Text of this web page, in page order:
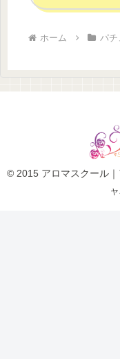
ホーム パ
© 2015 アロマスクール